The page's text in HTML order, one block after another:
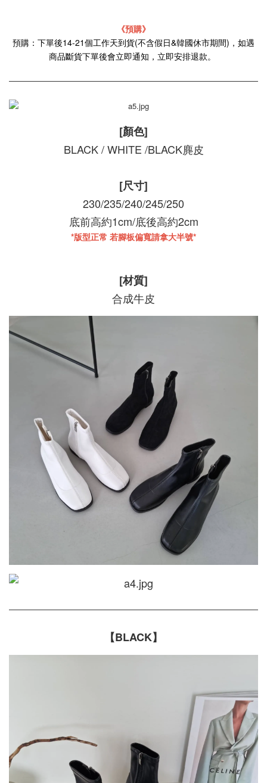
《預購》
預購：下單後14-21個工作天到貨(不含假日&韓國休市期間)，如遇
商品斷貨下單後會立即通知，立即安排退款。
[顏色]
BLACK / WHITE /BLACK麂皮
[尺寸]
230/235/240/245/250
底前高約1cm/底後高約2cm
*版型正常 若腳板偏寬請拿大半號*
[材質]
合成牛皮
【BLACK】